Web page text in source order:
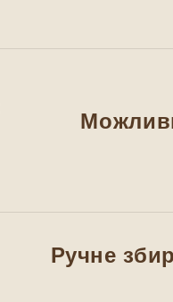
Ручне